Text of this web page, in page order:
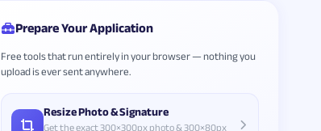
Prepare Your Application
Free tools that run entirely in your browser — nothing you
upload is ever sent anywhere.
Resize Photo & Signature